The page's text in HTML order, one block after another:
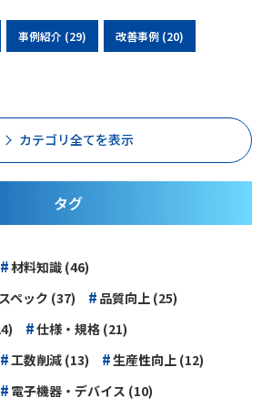
事例紹介 (29) 改善事例 (20)
カテゴリ全てを表示
タグ
#材料知識 (46)
ペック (37) # 品質向上 (25)
#仕様・規格 (21)
#工数削減 (13) #生産性向上 (12)
# 電子機器・デバイス (10)